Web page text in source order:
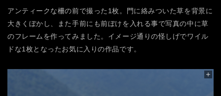
アンティークな柵の前で撮った1枚。門に絡みついた草を背景に
大きくぼかし、また手前にも前ぼけを入れる事で写真の中に草
のフレームを作ってみました。イメージ通りの怪しげでワイル
ドな1枚となったお気に入りの作品です。